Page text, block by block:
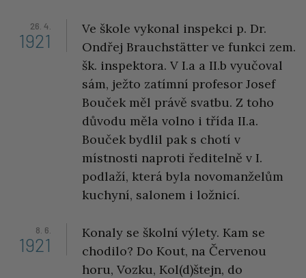
26. 4.
1921
Ve škole vykonal inspekci p. Dr.
Ondřej Brauchstätter ve funkci zem.
šk. inspektora. V I.a a II.b vyučoval
sám, ježto zatímní profesor Josef
Bouček měl právě svatbu. Z toho
důvodu měla volno i třída II.a.
Bouček bydlil pak s chotí v
místnosti naproti ředitelně v I.
podlaží, která byla novomanželům
kuchyní, salonem i ložnicí.
8. 6.
1921
Konaly se školní výlety. Kam se
chodilo? Do Kout, na Červenou
horu, Vozku, Kol(d)štejn, do